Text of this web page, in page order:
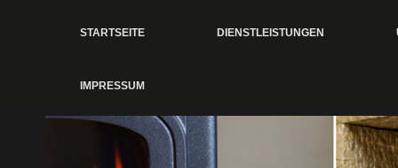
STARTSEITE DIENSTLEISTUNGEN
IMPRESSUM